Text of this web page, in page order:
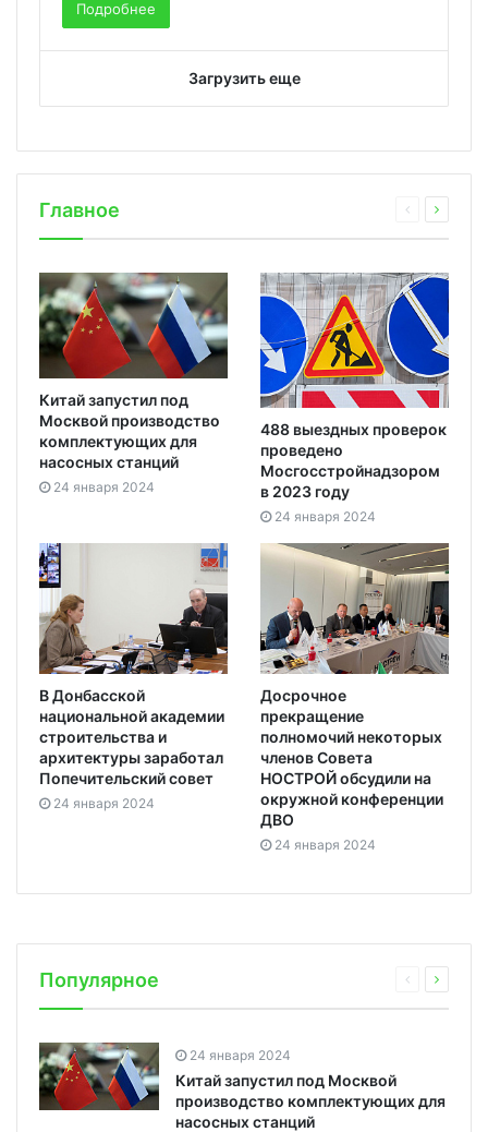
Подробнее
Загрузить еще
Главное
Китай запустил под
Москвой производство
комплектующих для
насосных станций
24 января 2024
488 выездных проверок
проведено
Мосгосстройнадзором
в 2023 году
24 января 2024
В Донбасской
национальной академии
строительства и
архитектуры заработал
Попечительский совет
24 января 2024
Досрочное
прекращение
полномочий некоторых
членов Совета
НОСТРОЙ обсудили на
окружной конференции
ДВО
24 января 2024
Популярное
24 января 2024
Китай запустил под Москвой
производство комплектующих для
насосных станций